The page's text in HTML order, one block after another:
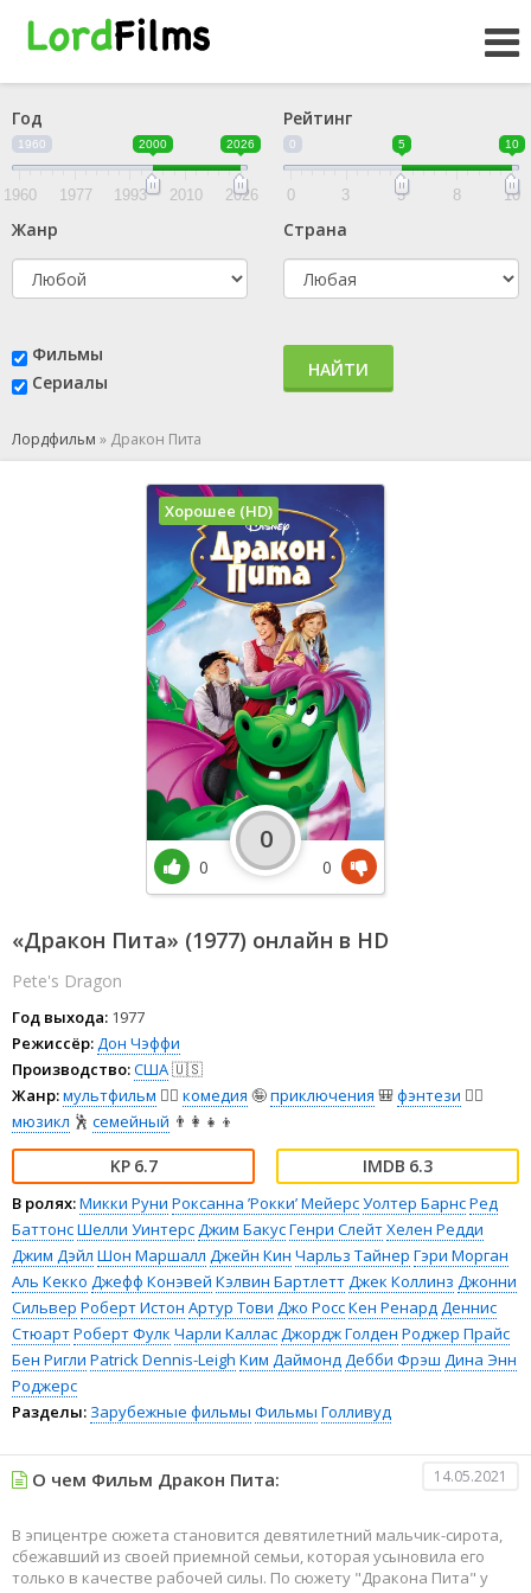
Год
1960 2000 2026
1960 1977 1993 2010 2026
Рейтинг
0 5 10
0 3 5 8 10
Жанр Страна
Фильмы
Сериалы
НАЙТИ
Лордфильм » Дракон Пита
«Дракон Пита» (1977) онлайн в HD
Pete's Dragon
Год выхода: 1977
Режиссёр:Дон Чэффи
Производство:США🇺🇸
Жанр:мультфильм 🧚‍♀️ комедия 🤪приключения 🎒фэнтези 🧝‍♂️
мюзикл 🕺 семейный 👨‍👩‍👧‍👦
6.7 6.3
В ролях:Микки Руни Роксанна ’Рокки’ МейерсУолтер БарнсРед
БаттонсШелли УинтерсДжим БакусГенри СлейтХелен Редди
Джим Дэйл Шон Маршалл Джейн Кин Чарльз Тайнер Гэри Морган
Аль Кекко Джефф Конэвей Кэлвин БартлеттДжек Коллинз Джонни
Сильвер Роберт Истон Артур Тови Джо РоссКен РенардДеннис
СтюартРоберт Фулк Чарли КалласДжордж Голден Роджер Прайс
Бен Ригли Patrick Dennis-Leigh Ким ДаймондДебби Фрэш Дина Энн
Роджерс
Разделы: Зарубежные фильмы Фильмы Голливуд
Хорошее (HD)
0
0
0
О чем Фильм Дракон Пита: 14.05.2021
В эпицентре сюжета становится девятилетний мальчик-сирота,
сбежавший из своей приемной семьи, которая усыновила его
только в качестве рабочей силы. По сюжету "Дракона Пита" у